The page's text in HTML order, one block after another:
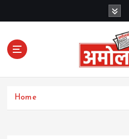
c
Amolak News
Home